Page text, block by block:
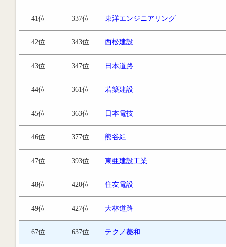
41位 337位 東洋エンジニアリング
42位 343位 西松建設
43位 347位 日本道路
44位 361位 若築建設
45位 363位 日本電技
46位 377位 熊谷組
47位 393位 東亜建設工業
48位 420位 住友電設
49位 427位 大林道路
67位 637位 テクノ菱和